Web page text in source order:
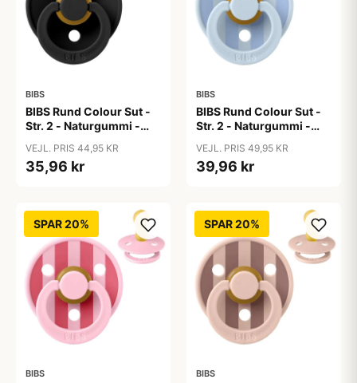
BIBS
BIBS Rund Colour Sut -
Str. 2 - Naturgummi -
VEJL. PRIS 44,95 KR
35,96 kr
BIBS
BIBS Rund Colour Sut -
Str. 2 - Naturgummi -
Blue/Dusty Blue
VEJL. PRIS 49,95 KR
39,96 kr
SPAR 20%
BIBS
SPAR 20%
BIBS